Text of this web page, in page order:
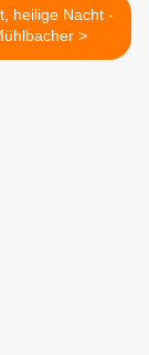
heilige Nacht -
Alois Mühlbacher >